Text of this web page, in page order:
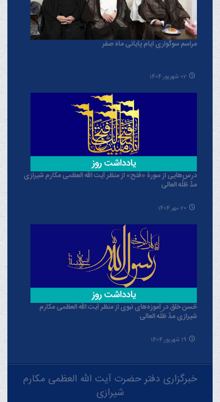
مراسم سوگواری ایام پایانی ماه صفر
02 شهریور 1404
درس‌هایی از سورۀ «فتح» از منظر آیت الله العظمی مکارم شیرازی
مدّ ظلّه العالی
20 مهر 1404
حُسن خلق در آموزه‌های نبوی از منظر آیت الله العظمی مکارم
شیرازی مدّ ظلّه العالی
19 شهریور 1404
خبرگزاری دفتر حضرت آیت الله العظمی مکارم
شیرازی